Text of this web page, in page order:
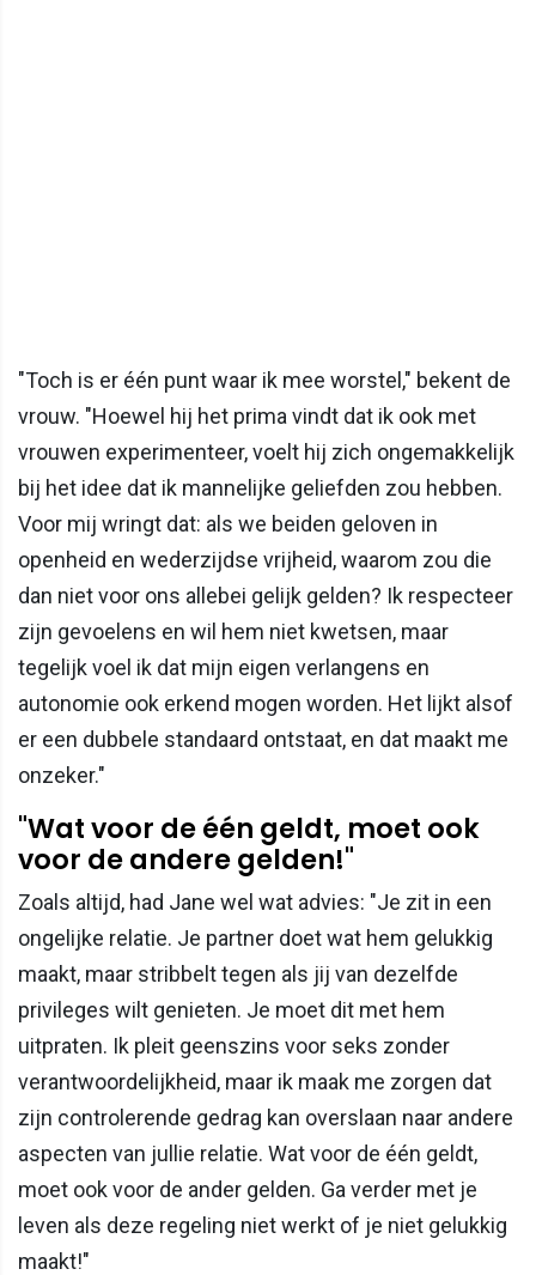
"Toch is er één punt waar ik mee worstel," bekent de
vrouw. "Hoewel hij het prima vindt dat ik ook met
vrouwen experimenteer, voelt hij zich ongemakkelijk
bij het idee dat ik mannelijke geliefden zou hebben.
Voor mij wringt dat: als we beiden geloven in
openheid en wederzijdse vrijheid, waarom zou die
dan niet voor ons allebei gelijk gelden? Ik respecteer
zijn gevoelens en wil hem niet kwetsen, maar
tegelijk voel ik dat mijn eigen verlangens en
autonomie ook erkend mogen worden. Het lijkt alsof
er een dubbele standaard ontstaat, en dat maakt me
onzeker."
"Wat voor de één geldt, moet ook
voor de andere gelden!"
Zoals altijd, had Jane wel wat advies: "Je zit in een
ongelijke relatie. Je partner doet wat hem gelukkig
maakt, maar stribbelt tegen als jij van dezelfde
privileges wilt genieten. Je moet dit met hem
uitpraten. Ik pleit geenszins voor seks zonder
verantwoordelijkheid, maar ik maak me zorgen dat
zijn controlerende gedrag kan overslaan naar andere
aspecten van jullie relatie. Wat voor de één geldt,
moet ook voor de ander gelden. Ga verder met je
leven als deze regeling niet werkt of je niet gelukkig
maakt!"